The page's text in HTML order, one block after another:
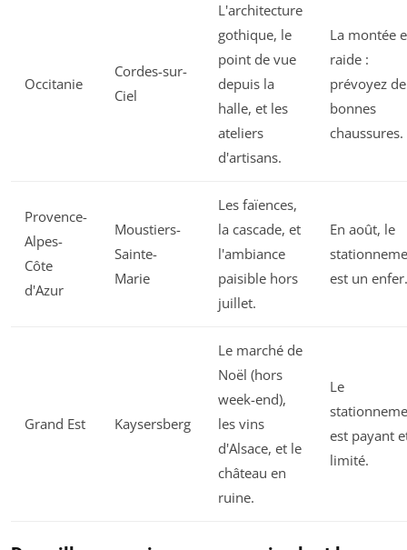
Occitanie
Cordes-sur-
Ciel
L'architecture
gothique, le
point de vue
depuis la
halle, et les
ateliers
d'artisans.
La montée
raide :
prévoyez de
bonnes
chaussures.
Provence-
Alpes-
Côte
d'Azur
Moustiers-
Sainte-
Marie
Les faïences,
la cascade, et
l'ambiance
paisible hors
juillet.
En août, le
est un enfer.
Grand Est Kaysersberg
Le marché de
Noël (hors
week-end),
les vins
d'Alsace, et le
château en
ruine.
Le
est payant
limité.